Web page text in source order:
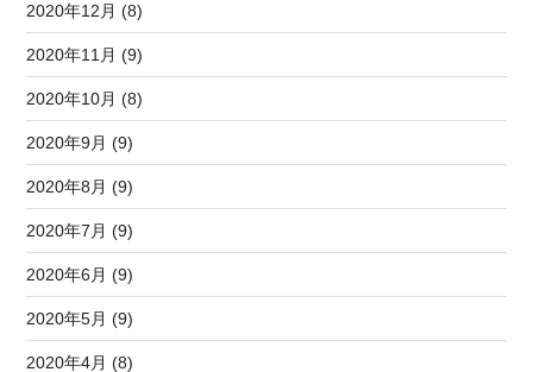
2020年12月 (8)
2020年11月 (9)
2020年10月 (8)
2020年9月 (9)
2020年8月 (9)
2020年7月 (9)
2020年6月 (9)
2020年5月 (9)
2020年4月 (8)